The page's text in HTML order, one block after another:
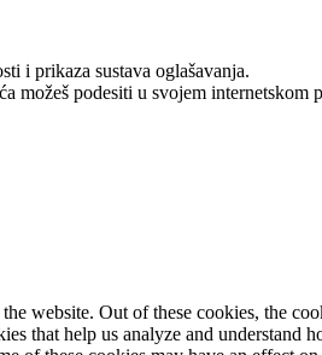
i prikaza sustava oglašavanja.
možeš podesiti u svojem internetskom
website. Out of these cookies, the
that help us analyze and